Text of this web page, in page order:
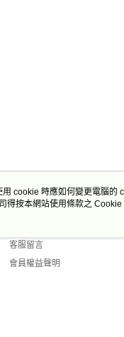
客服資訊
客服留言
會員權益聲明
cookie 時應如何變更電腦的
得按本網站使用條款之 Cookie